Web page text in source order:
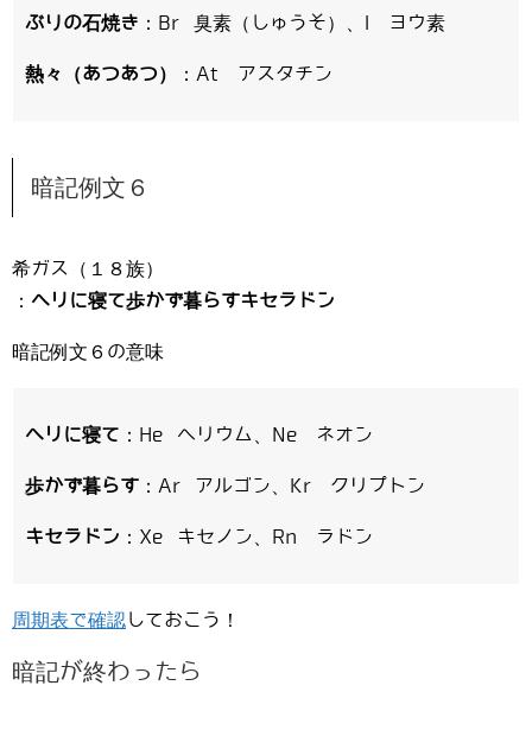
ぶりの石焼き ：Br 臭素（しゅうそ）、I ヨウ素
熱々（あつあつ） ：At アスタチン
暗記例文６
希ガス（１８族）
： ヘリに寝て歩かず暮らすキセラドン
暗記例文６の意味
ヘリに寝て ：He ヘリウム、Ne ネオン
歩かず暮らす ：Ar アルゴン、Kr クリプトン
キセラドン ：Xe キセノン、Rn ラドン
周期表で確認しておこう！
暗記が終わったら